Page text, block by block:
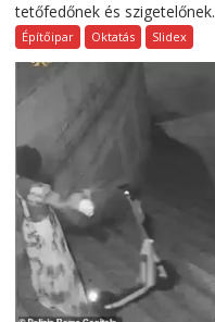
tetőfedőnek és
Építőipar Oktatás Slidex